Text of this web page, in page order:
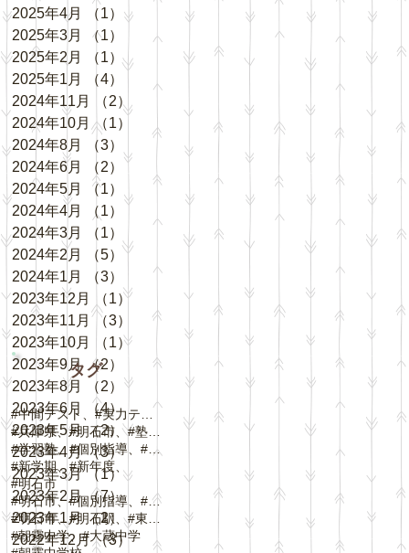
2025年4月
（1） 1件の記事
2025年3月
（1）
1件の記事
2025年2月
（1） 1件の記事
2025年1月
（4）
2024年11月
（2）
2024年10月 （1）
2024年8月
（3）
3件の記事
2024年6月
（2）
2件の記事
2024年5月
（1）
1件の記事
2024年4月
（1）
2024年3月
（1）
1件の記事
2024年2月
（5） 5件の記事
2024年1月
（3）
3件の記事
2023年12月
（1）1件の記事
2023年11月
（3）
3件の記事
2023年10月
（1）1件の記事
2023年9月 （2）
2件の記事
2023年8月
（2） 2件の記事
2023年6月
（4）4件の記事
2023年5月 （2）2件の記事
2023年4月 （3）3件の記事
2023年3月 （1） 1件の記事
2023年2月 （7）7件の記事
2023年1月 （2） 2件の記事
2022年12月 （3）3件の記事
タグ
#学習塾、#個別指導、#自立学習、#人丸小学校、#
#新学期、#新年度、
#明石市
#明石市、#個別指導、#春期講習、
#朝霧中学、#大蔵中学